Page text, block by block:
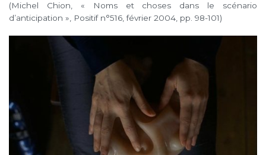
(Michel Chion, « Noms et choses dans le scénario
d’anticipation », Positif n°516, février 2004, pp. 98-101)